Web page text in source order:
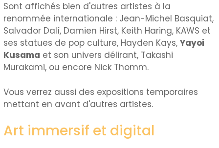
Sont affichés bien d'autres artistes à la
renommée internationale : Jean-Michel Basquiat,
Salvador Dalí, Damien Hirst, Keith Haring, KAWS et
ses statues de pop culture, Hayden Kays,Yayoi
Kusama et son univers délirant, Takashi
Murakami, ou encore Nick Thomm.
Vous verrez aussi des expositions temporaires
mettant en avant d'autres artistes.
Art immersif et digital